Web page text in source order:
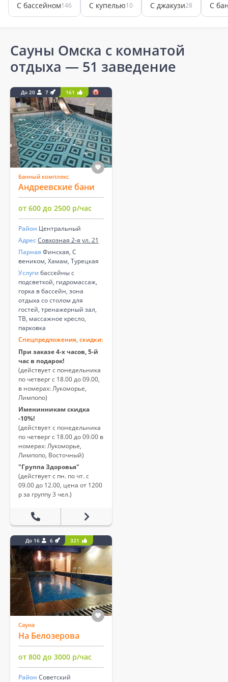
С бассейном146 С купелью10 С джакузи28 С
Сауны Омска с комнатой
отдыха — 51 заведение
До 20 7 161
Банный комплекс
Андреевские бани
от 600 до 2500 р/час
Район Центральный
АдресСовхозная 2-я ул. 21
Парная Финская, С
веником, Хамам, Турецкая
Услуги бассейны с
подсветкой, гидромассаж,
горка в бассейн, зона
отдыха со столом для
гостей, тренажерный зал,
ТВ, массажное кресло,
парковка
Спецпредложения, скидки:
При заказе 4-х часов, 5-й
час в подарок!
(действует с понедельника
по четверг с 18.00 до 09.00,
в номерах: Лукоморье,
Лимпопо)
Именинникам скидка
-10%!
(действует с понедельника
по четверг с 18.00 до 09.00 в
номерах: Лукоморье,
Лимпопо, Восточный)
"Группа Здоровья"
(действует с пн. по чт. с
09.00 до 12.00, цена от 1200
р за группу 3 чел.)
До 16 6 321
Сауна
На Белозерова
от 800 до 3000 р/час
Район Советский